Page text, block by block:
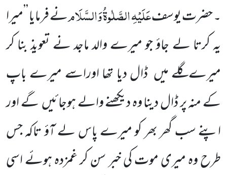
۔ حضرت یوسفعَلَیْہِ الصَّلٰوۃُ وَالسَّلَامنے فرمایا ’’میرا
یہ کرتا لے جاؤ جو میرے والد ماجد نے تعویذ بنا کر
میرےگلے میں ڈال دیا تھا اوراسے میرے باپ
کے منہ پر ڈال دینا وہ دیکھنے والے ہوجائیں گے اور
اپنے سب گھر بھر کو میرے پاس لے آؤ تاکہ جس
طرح وہ میری موت کی خبر سن کر غمزدہ ہوئے اسی